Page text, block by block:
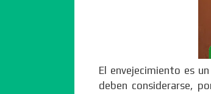
El envejecimiento es
deben considerarse,